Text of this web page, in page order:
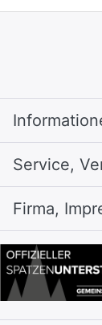
Service,
Firma,